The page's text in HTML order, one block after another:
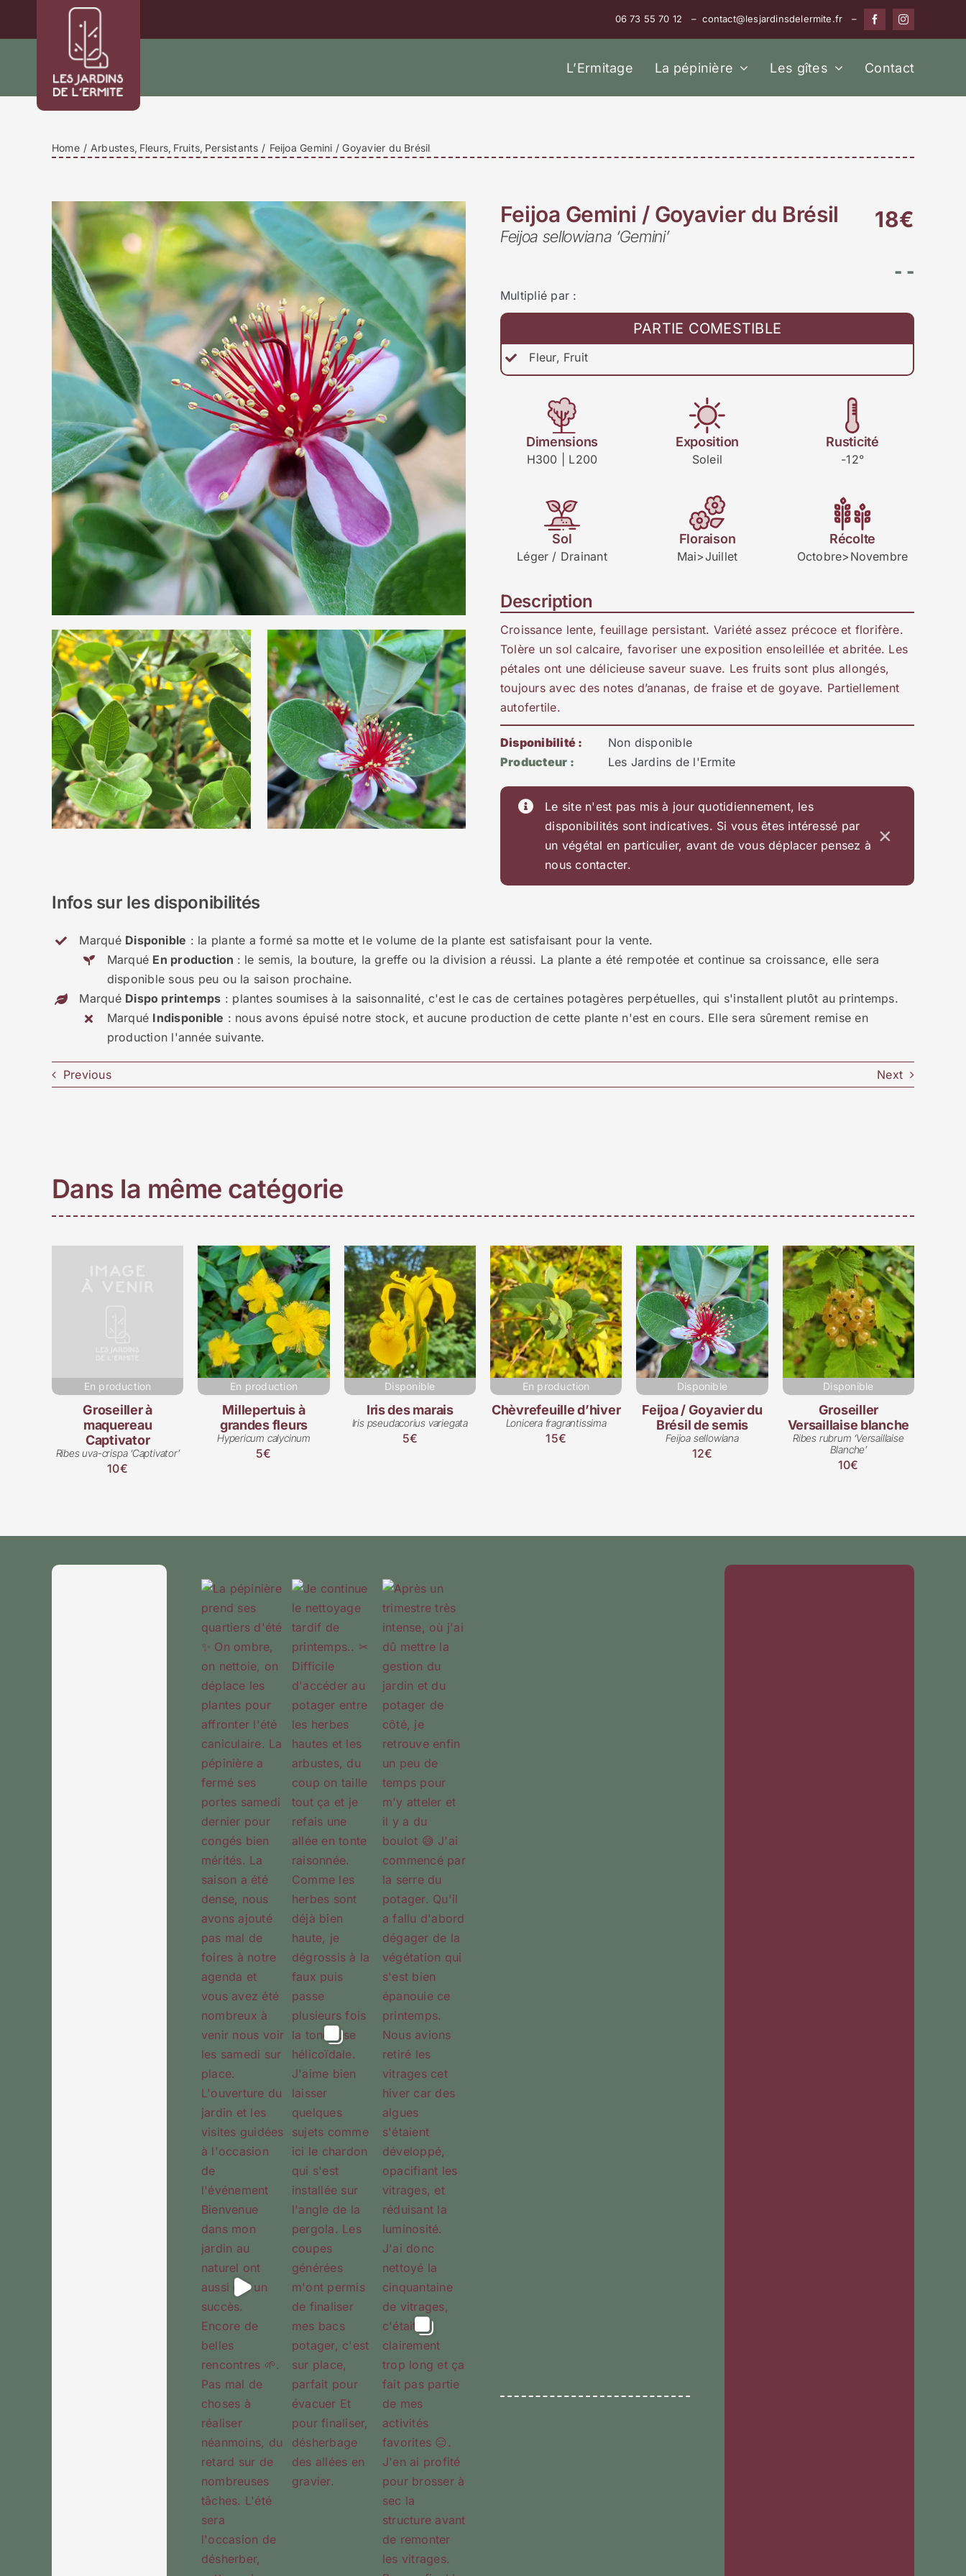
06 73 55 70 12 – contact@lesjardinsdelermite.fr –
L’Ermitage La pépinière Les gîtes Contact
Home Arbustes Fleurs Fruits Persistants Feijoa Gemini / Goyavier du Brésil
Feijoa Gemini / Goyavier du Brésil
Feijoa sellowiana ‘Gemini’
18€
- -
Multiplié par :
PARTIE COMESTIBLE
Fleur, Fruit
Dimensions
H300 | L200
Exposition
Soleil
Rusticité
-12°
Sol
Léger / Drainant
Floraison
Mai>Juillet
Récolte
Octobre>Novembre
Description
Croissance lente, feuillage persistant. Variété assez précoce et florifère.
Tolère un sol calcaire, favoriser une exposition ensoleillée et abritée. Les
pétales ont une délicieuse saveur suave. Les fruits sont plus allongés,
toujours avec des notes d’ananas, de fraise et de goyave. Partiellement
autofertile.
Disponibilité :
Non disponible
Producteur :
Les Jardins de l'Ermite
Le site n'est pas mis à jour quotidiennement, les
disponibilités sont indicatives. Si vous êtes intéressé par
un végétal en particulier, avant de vous déplacer pensez à
nous contacter.
×
Infos sur les disponibilités
Marqué Disponible : la plante a formé sa motte et le volume de la plante est satisfaisant pour la vente.
Marqué En production : le semis, la bouture, la greffe ou la division a réussi. La plante a été rempotée et continue sa croissance, elle sera
disponible sous peu ou la saison prochaine.
Marqué Dispo printemps : plantes soumises à la saisonnalité, c'est le cas de certaines potagères perpétuelles, qui s'installent plutôt au printemps.
Marqué Indisponible : nous avons épuisé notre stock, et aucune production de cette plante n'est en cours. Elle sera sûrement remise en
production l'année suivante.
Previous Next
Dans la même catégorie
En production
Groseiller à
maquereau
Captivator
Ribes uva-crispa ‘Captivator’
10€
En production
Millepertuis à
grandes fleurs
Hypericum calycinum
5€
Disponible
Iris des marais
Iris pseudacorius variegata
5€
En production
Chèvrefeuille d’hiver
Lonicera fragrantissima
15€
Disponible
Feijoa / Goyavier du
Brésil de semis
Feijoa sellowiana
12€
Disponible
Groseiller
Versaillaise blanche
Ribes rubrum ‘Versaillaise
Blanche’
10€